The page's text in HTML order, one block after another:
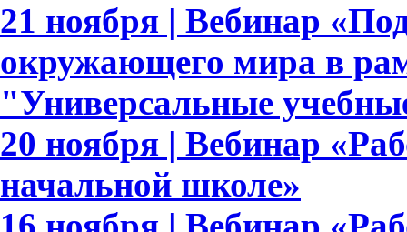
21 ноября | Вебинар
окружающего мира в
"Универсальные
20 ноября | Вебинар
начальной школе»